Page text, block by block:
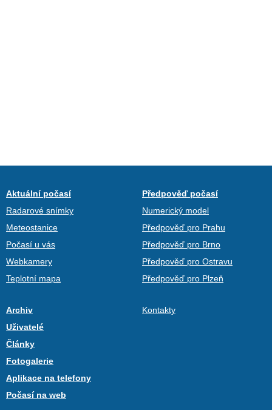
Aktuální počasí
Radarové snímky
Meteostanice
Počasí u vás
Webkamery
Teplotní mapa
Předpověď počasí
Numerický model
Předpověď pro Prahu
Předpověď pro Brno
Předpověď pro Ostravu
Předpověď pro Plzeň
Archiv
Uživatelé
Články
Fotogalerie
Aplikace na telefony
Počasí na web
Kontakty